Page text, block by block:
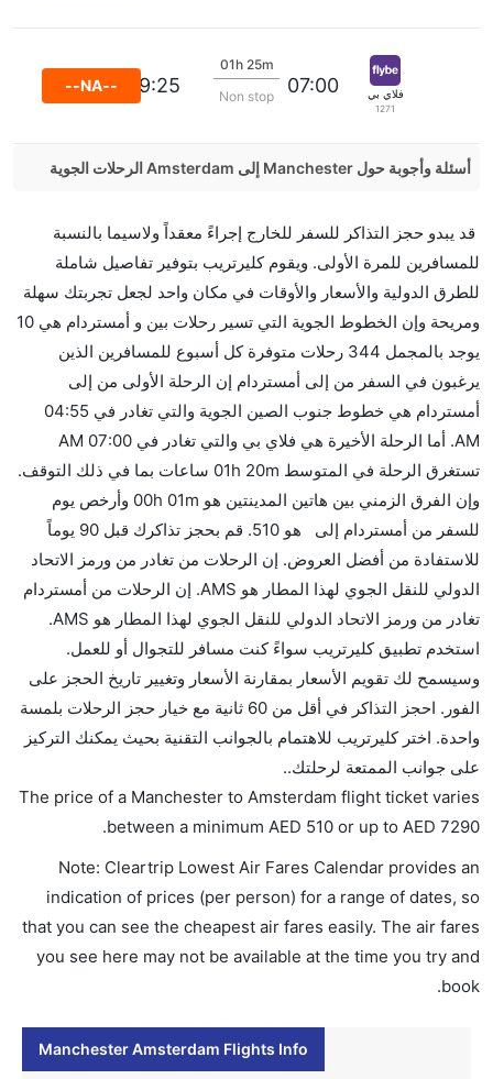
فلاي بي
1271
07:00
01h 25m
Non stop
09:25
--NA--
أسئلة وأجوبة حول Manchester إلى Amsterdam الرحلات الجوية
رحلة مباشرة من إلىأمستردام مما تستغرقه الخطوط الجوية
الأخرى؟
نعم. توفر كل من KLM Royal Dutch أسرع رحلات الطيران
على هذا الطريق،
هل توفر شركات الطيران مساحة إضافية للنوم؟
كثير من خطوط طيران درجة رجال الأعمال توفر مساحة
إضافية للنوم.
هل يمكنني حمل طعامي الخاص؟
نعم، يمكنك حمل طعامك الخاص، و لكن يجب أن يكون معبئا
بشكل جيد.
هل سيقدم لي الكحول على متن رحلة من إلى أمستردام؟
لا تقدم شركة الطيران الكحول على متن رحلة داخلية. يتم
تقديم الكحول على متن الرحلات الدولية فقط.
ما متوسط أسعار رحلة الدرجة الاقتصادية من إلى
أمستردام؟
AED 7290. خطوط جنوب الصين الجوية, الخطوط الجوية
غول المحدودة, الخطوط الجوية الكينية, الخطوط الجوية
الروسية ايروفلوت, دلتا, الصربية للطيران, خطوط زيامن
بي يوفرون تذاكر في هذا النطاق من الأسعار.
هل اختيار إنجاز إجراءات السفر عبر الإنترنت متاح في رحلة
هل يمكنني حجز فنادق متوسطة التكلفة بالقرب من مطار
أمستردام عبر الإنترنت؟
قد يبدو حجز التذاكر للسفر للخارج إجراءً معقداً ولاسيما بالنسبة
للمسافرين للمرة الأولى. ويقوم كليرتريب بتوفير تفاصيل شاملة
للطرق الدولية والأسعار والأوقات في مكان واحد لجعل تجربتك سهلة
ومريحة وإن الخطوط الجوية التي تسير رحلات بين و أمستردام هي 10
يوجد بالمجمل 344 رحلات متوفرة كل أسبوع للمسافرين الذين
يرغبون في السفر من إلى أمستردام إن الرحلة الأولى من إلى
أمستردام هي خطوط جنوب الصين الجوية والتي تغادر في 04:55
AM. أما الرحلة الأخيرة هي فلاي بي والتي تغادر في 07:00 AM
تستغرق الرحلة في المتوسط 01h 20m ساعات بما في ذلك التوقف.
وإن الفرق الزمني بين هاتين المدينتين هو 00h 01m وأرخص يوم
للسفر من أمستردام إلى هو 510. قم بحجز تذاكرك قبل 90 يوماً
للاستفادة من أفضل العروض. إن الرحلات من تغادر من ورمز الاتحاد
الدولي للنقل الجوي لهذا المطار هو AMS. إن الرحلات من أمستردام
تغادر من ورمز الاتحاد الدولي للنقل الجوي لهذا المطار هو AMS.
استخدم تطبيق كليرتريب سواءً كنت مسافر للتجوال أو للعمل.
وسيسمح لك تقويم الأسعار بمقارنة الأسعار وتغيير تاريخ الحجز على
الفور. احجز التذاكر في أقل من 60 ثانية مع خيار حجز الرحلات بلمسة
واحدة. اختر كليرتريب للاهتمام بالجوانب التقنية بحيث يمكنك التركيز
على جوانب الممتعة لرحلتك..
The price of a Manchester to Amsterdam flight ticket varies
between a minimum AED 510 or up to AED 7290
.
Note: Cleartrip Lowest Air Fares Calendar provides an
indication of prices (per person) for a range of dates, so
that you can see the cheapest air fares easily. The air fares
you see here may not be available at the time you try and
book.
Manchester Amsterdam Flights Info